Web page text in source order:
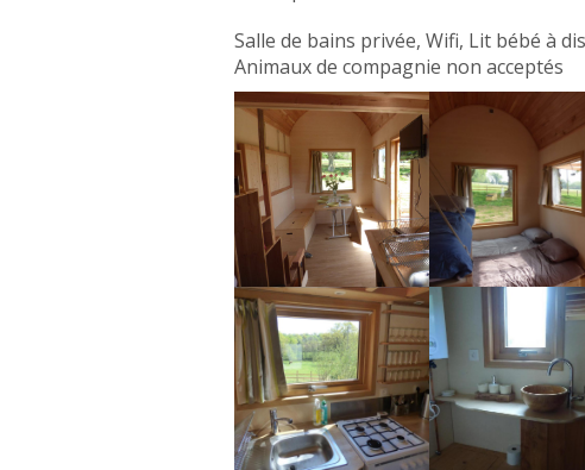
Salle de bains privée, Wifi, Lit bébé à
Animaux de compagnie non acceptés